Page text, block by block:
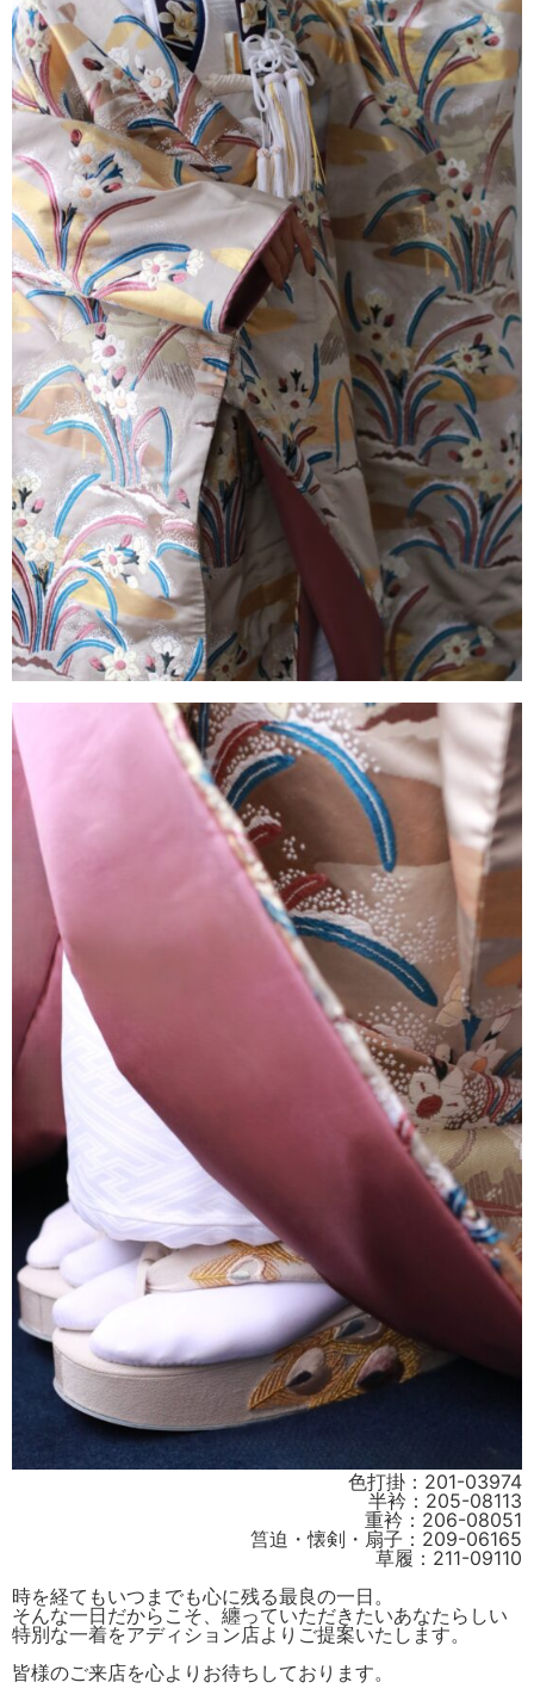
色打掛：201-03974
半衿：205-08113
重衿：206-08051
筥迫・懐剣・扇子：209-06165
草履：211-09110
時を経てもいつまでも心に残る最良の一日。
そんな一日だからこそ、纏っていただきたいあなたらしい
特別な一着をアディション店よりご提案いたします。
皆様のご来店を心よりお待ちしております。